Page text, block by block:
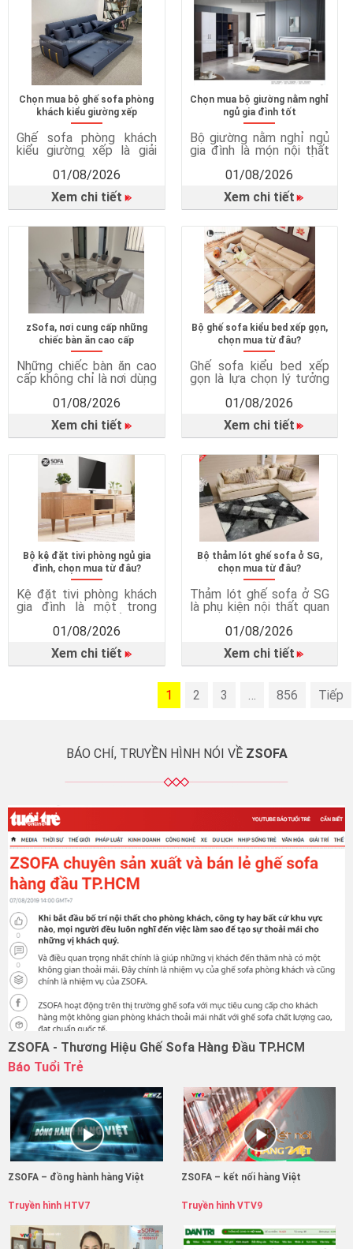
Chọn mua bộ ghế sofa phòng
khách kiểu giường xếp
Ghế sofa phòng khách
kiểu giường xếp là giải
kết hợp giữa ghế sofa và
giường ngủ trong cùng
một sản phẩm. Vì sao
cần ghế sofa giường?
Tiết kiệm diện tích hiệu
quả Sofa giường rất phù
hợp với căn hộ chung cư,
phòng ngủ nhỏ hoặc nhà
có […]
01/08/2026
Xem chi tiết
Chọn mua bộ giường nằm nghỉ
ngủ gia đình tốt
Bộ giường nằm nghỉ ngủ
gia đình là món nội thất
trực tiếp đến chất lượng
giấc ngủ, sức khỏe và sự
tiện nghi trong cuộc
sống hằng ngày. Một
chiếc giường ngủ phù
hợp không chỉ mang đến
giấc ngủ ngon mà còn
giúp bảo vệ sức khỏe, tối
ưu […]
01/08/2026
Xem chi tiết
zSofa, nơi cung cấp những
chiếc bàn ăn cao cấp
Những chiếc bàn ăn cao
cấp không chỉ là nơi dùng
tạo nên không gian sinh
hoạt chung ấm cúng và
tiện nghi cho cả gia đình.
Vì sao cần có bàn ghế
phòng ăn? Tạo không
gian sum họp gia đình
Bàn ăn là nơi các thành
viên cùng […]
01/08/2026
Xem chi tiết
Bộ ghế sofa kiểu bed xếp gọn,
chọn mua từ đâu?
Ghế sofa kiểu bed xếp
gọn là lựa chọn lý tưởng
đại nhờ thiết kế đa năng,
tiết kiệm diện tích và
mang lại nhiều tiện ích
dành cho gia đình. Vì sao
nên chọn mua ghế sofa
bed? Tối ưu không gian
sống Ghế sofa bed kết
hợp hai […]
01/08/2026
Xem chi tiết
Bộ kệ đặt tivi phòng ngủ gia
đình, chọn mua từ đâu?
Kệ đặt tivi phòng khách
gia đình là một trong
trọng giúp phòng khách
trở nên gọn gàng, tiện
nghi và thẩm mỹ hơn.
Không chỉ đơn thuần là
01/08/2026
Xem chi tiết
Bộ thảm lót ghế sofa ở SG,
chọn mua từ đâu?
Thảm lót ghế sofa ở SG
là phụ kiện nội thất quan
không gian phòng khách
và mang lại nhiều lợi ích
trong quá trình sử dụng.
Thảm lót ghế sofa không
trí mà còn góp phần bảo
01/08/2026
Xem chi tiết
1 2 3 … 856 Tiếp
BÁO CHÍ, TRUYỀN HÌNH NÓI VỀ ZSOFA
ZSOFA - Thương Hiệu Ghế Sofa Hàng Đầu TP.HCM
Báo Tuổi Trẻ
ZSOFA – đồng hành hàng Việt
Truyền hình HTV7
ZSOFA – kết nối hàng Việt
Truyền hình VTV9